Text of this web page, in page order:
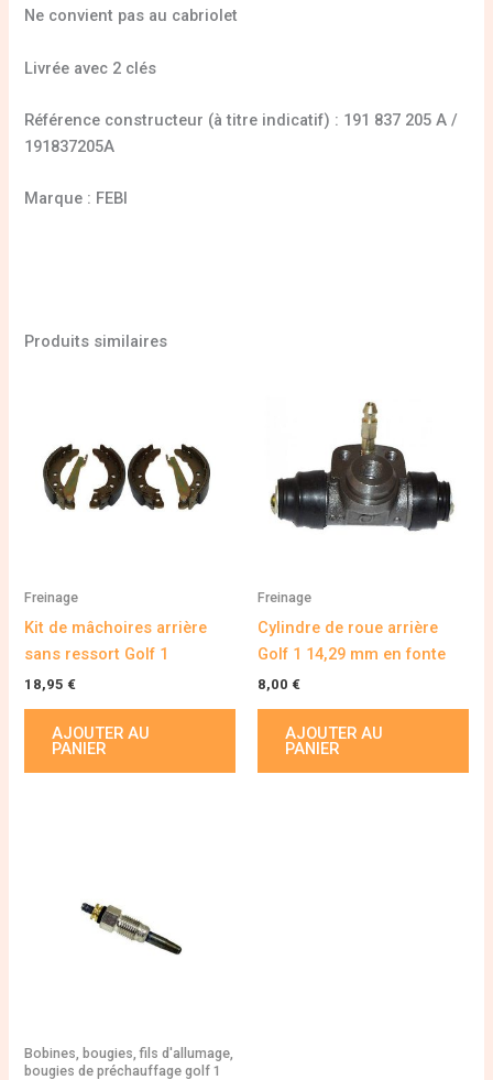
Ne convient pas au cabriolet
Livrée avec 2 clés
Référence constructeur (à titre indicatif) : 191 837 205 A /
191837205A
Marque : FEBI
Produits similaires
Freinage
Kit de mâchoires arrière
sans ressort Golf 1
18,95 €
AJOUTER AU
PANIER
Freinage
Cylindre de roue arrière
Golf 1 14,29 mm en fonte
8,00 €
AJOUTER AU
PANIER
Bobines, bougies, fils d'allumage,
bougies de préchauffage golf 1